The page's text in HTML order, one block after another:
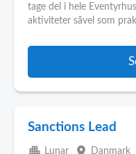
tage del i hele
aktiviteter såvel som
Sanctions Lead
apartment Lunar place Danmark